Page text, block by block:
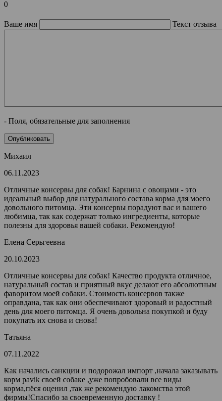
0
Ваше имя Текст отзыва
- Поля, обязательные для заполнения
Михаил
06.11.2023
Отличные консервы для собак! Барнина с овощами - это
идеальный выбор для натурального состава корма для моего
довольного питомца. Эти консервы порадуют вас и вашего
любимца, так как содержат только ингредиенты, которые
полезны для здоровья вашей собаки. Рекомендую!
Елена Серьгеевна
20.10.2023
Отличные консервы для собак! Качество продукта отличное,
натуральный состав и приятный вкус делают его абсолютным
фаворитом моей собаки. Стоимость консервов также
оправдана, так как они обеспечивают здоровый и радостный
день для моего питомца. Я очень довольна покупкой и буду
покупать их снова и снова!
Татьяна
07.11.2022
Как начались санкции и подорожал импорт ,начала заказывать
корм pavik своей собаке ,уже попробовали все виды
корма,пёся оценил ,так же рекомендую лакомства этой
фирмы!Спасибо за своевременную доставку !